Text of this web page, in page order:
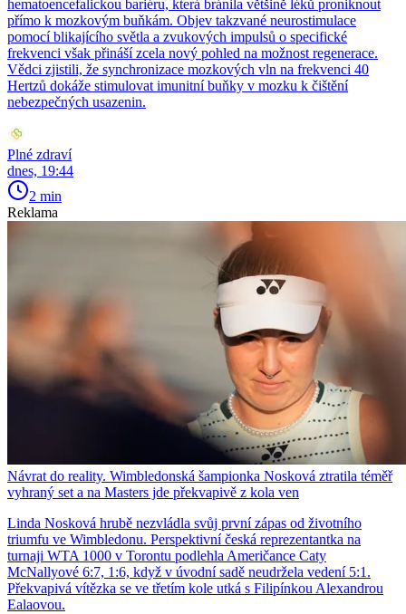
hematoencefalickou bariéru, která bránila většině léků proniknout
přímo k mozkovým buňkám. Objev takzvané neurostimulace
pomocí blikajícího světla a zvukových impulsů o specifické
frekvenci však přináší zcela nový pohled na možnost regenerace.
Vědci zjistili, že synchronizace mozkových vln na frekvenci 40
Hertzů dokáže stimulovat imunitní buňky v mozku k čištění
nebezpečných usazenin.
Plné zdraví
dnes, 19:44
2 min
Reklama
Návrat do reality. Wimbledonská šampionka Nosková ztratila téměř
vyhraný set a na Masters jde překvapivě z kola ven
Linda Nosková hrubě nezvládla svůj první zápas od životního
triumfu ve Wimbledonu. Perspektivní česká reprezentantka na
turnaji WTA 1000 v Torontu podlehla Američance Caty
McNallyové 6:7, 1:6, když v úvodní sadě neudržela vedení 5:1.
Překvapivá vítězka se ve třetím kole utká s Filipínkou Alexandrou
Ealaovou.